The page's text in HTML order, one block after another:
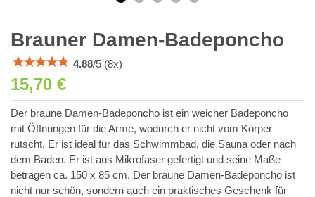
Brauner Damen-Badeponcho
4.88/5 (8x)
15,70 €
Der braune Damen-Badeponcho ist ein weicher Badeponcho
mit Öffnungen für die Arme, wodurch er nicht vom Körper
rutscht. Er ist ideal für das Schwimmbad, die Sauna oder nach
dem Baden. Er ist aus Mikrofaser gefertigt und seine Maße
betragen ca. 150 x 85 cm. Der braune Damen-Badeponcho ist
nicht nur schön, sondern auch ein praktisches Geschenk für